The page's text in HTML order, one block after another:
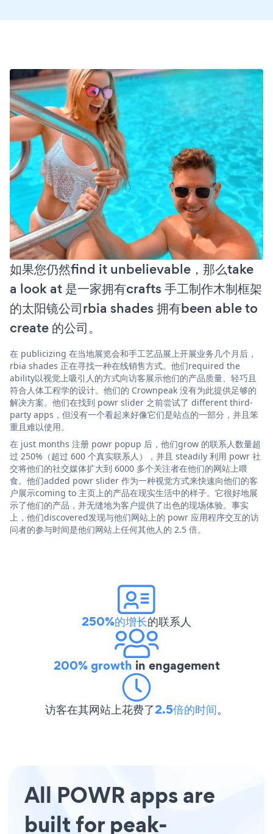
如果您仍然find it unbelievable，那么take
a look at 是一家拥有crafts 手工制作木制框架
的太阳镜公司rbia shades 拥有been able to
create 的公司。
在 publicizing 在当地展览会和手工艺品展上开展业务几个月后，
rbia shades 正在寻找一种在线销售方式。他们required the
ability以视觉上吸引人的方式向访客展示他们的产品质量、轻巧且
符合人体工程学的设计。他们的 Crownpeak 没有为此提供足够的
解决方案。他们在找到 powr slider 之前尝试了 different third-
party apps，但没有一个看起来好像它们是站点的一部分，并且笨
重且难以使用。
在 just months 注册 powr popup 后，他们grow 的联系人数量超
过 250%（超过 600 个真实联系人），并且 steadily 利用 powr 社
交将他们的社交媒体扩大到 6000 多个关注者在他们的网站上喂
食。他们added powr slider 作为一种视觉方式来快速向他们的客
户展示coming to 主页上的产品在现实生活中的样子。它很好地展
示了他们的产品，并无缝地为客户提供了出色的现场体验。事实
上，他们discovered发现与他们网站上的 powr 应用程序交互的访
问者的参与时间是他们网站上任何其他人的 2.5 倍。
250%的增长的联系人
200% growth in engagement
访客在其网站上花费了2.5倍的时间。
All POWR apps are
built for peak-